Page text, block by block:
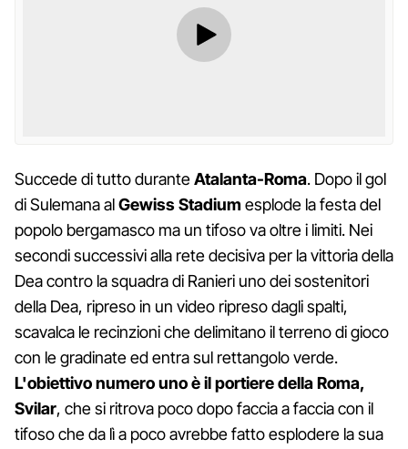
Succede di tutto duranteAtalanta-Roma. Dopo il gol
di Sulemana alGewiss Stadium esplode la festa del
popolo bergamasco ma un tifoso va oltre i limiti. Nei
secondi successivi alla rete decisiva per la vittoria della
Dea contro la squadra di Ranieri uno dei sostenitori
della Dea, ripreso in un video ripreso dagli spalti,
scavalca le recinzioni che delimitano il terreno di gioco
con le gradinate ed entra sul rettangolo verde.
L'obiettivo numero uno è il portiere della Roma,
Svilar, che si ritrova poco dopo faccia a faccia con il
tifoso che da lì a poco avrebbe fatto esplodere la sua